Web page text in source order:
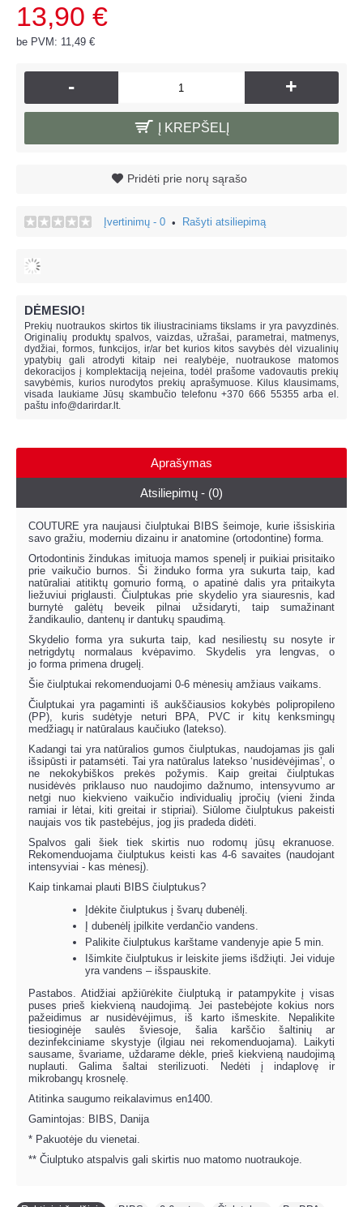
13,90 €
be PVM: 11,49 €
- +
Į KREPŠELĮ
Pridėti prie norų sąrašo
Įvertinimų - 0 • Rašyti atsiliepimą
DĖMESIO!
Prekių nuotraukos skirtos tik iliustraciniams tikslams ir yra pavyzdinės.
Originalių produktų spalvos, vaizdas, užrašai, parametrai, matmenys,
dydžiai, formos, funkcijos, ir/ar bet kurios kitos savybės dėl vizualinių
ypatybių gali atrodyti kitaip nei realybėje, nuotraukose matomos
dekoracijos į komplektaciją neįeina, todėl prašome vadovautis prekių
savybėmis, kurios nurodytos prekių aprašymuose. Kilus klausimams,
visada laukiame Jūsų skambučio telefonu +370 666 55355 arba el.
paštu info@darirdar.lt.
Aprašymas
Atsiliepimų - (0)
COUTURE yra naujausi čiulptukai BIBS šeimoje, kurie išsiskiria
savo gražiu, moderniu dizainu ir anatomine (ortodontine) forma.
Ortodontinis žindukas imituoja mamos spenelį ir puikiai prisitaiko
prie vaikučio burnos. Ši žinduko forma yra sukurta taip, kad
natūraliai atitiktų gomurio formą, o apatinė dalis yra pritaikyta
liežuviui priglausti. Čiulptukas prie skydelio yra siauresnis, kad
burnytė galėtų beveik pilnai užsidaryti, taip sumažinant
žandikaulio, dantenų ir dantukų spaudimą.
Skydelio forma yra sukurta taip, kad nesiliestų su nosyte ir
netrigdytų normalaus kvėpavimo. Skydelis yra lengvas, o
jo forma primena drugelį.
Šie čiulptukai rekomenduojami 0-6 mėnesių amžiaus vaikams.
Čiulptukai yra pagaminti iš aukščiausios kokybės polipropileno
(PP), kuris sudėtyje neturi BPA, PVC ir kitų kenksmingų
medžiagų ir natūralaus kaučiuko (latekso).
Kadangi tai yra natūralios gumos čiulptukas, naudojamas jis gali
išsipūsti ir patamsėti. Tai yra natūralus latekso ‘nusidėvėjimas’, o
ne nekokybiškos prekės požymis. Kaip greitai čiulptukas
nusidėvės priklauso nuo naudojimo dažnumo, intensyvumo ar
netgi nuo kiekvieno vaikučio individualių įpročių (vieni žinda
ramiai ir lėtai, kiti greitai ir stipriai). Siūlome čiulptukus pakeisti
naujais vos tik pastebėjus, jog jis pradeda didėti.
Spalvos gali šiek tiek skirtis nuo rodomų jūsų ekranuose.
Rekomenduojama čiulptukus keisti kas 4-6 savaites (naudojant
intensyviai - kas mėnesį).
Kaip tinkamai plauti BIBS čiulptukus?
Įdėkite čiulptukus į švarų dubenėlį.
Į dubenėlį įpilkite verdančio vandens.
Palikite čiulptukus karštame vandenyje apie 5 min.
Išimkite čiulptukus ir leiskite jiems išdžiųti. Jei viduje
yra vandens – išspauskite.
Pastabos. Atidžiai apžiūrėkite čiulptuką ir patampykite į visas
puses prieš kiekvieną naudojimą. Jei pastebėjote kokius nors
pažeidimus ar nusidėvėjimus, iš karto išmeskite. Nepalikite
tiesioginėje saulės šviesoje, šalia karščio šaltinių ar
dezinfekciniame skystyje (ilgiau nei rekomenduojama). Laikyti
sausame, švariame, uždarame dėkle, prieš kiekvieną naudojimą
nuplauti. Galima šaltai sterilizuoti. Nedėti į indaplovę ir
mikrobangų krosnelę.
Atitinka saugumo reikalavimus en1400.
Gamintojas: BIBS, Danija
* Pakuotėje du vienetai.
** Čiulptuko atspalvis gali skirtis nuo matomo nuotraukoje.